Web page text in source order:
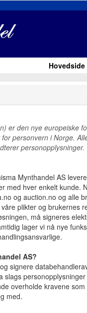
Hovedside
er den nye europeiske
personvern i Norge.
personopplysninger.
Mynthandel AS
med hver enkelt kunde.
og auction.no og alle
plikter og brukernes
må signeres
lager vi nå nye
AS?
signere
overholde kravene
med.